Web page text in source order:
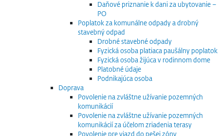
Daňové priznanie k dani za ubytovanie –
PO
Poplatok za komunálne odpady a drobný
stavebný odpad
Drobné stavebné odpady
Fyzická osoba platiaca paušálny poplatok
Fyzická osoba žijúca v rodinnom dome
Platobné údaje
Podnikajúca osoba
Doprava
Povolenie na zvláštne užívanie pozemných
komunikácií
Povolenie na zvláštne užívanie pozemných
komunikácií za účelom zriadenia terasy
Povolenie pre vjazd do pešej zóny